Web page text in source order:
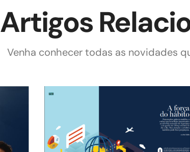
Artigos
Venha conhecer todas as novidades